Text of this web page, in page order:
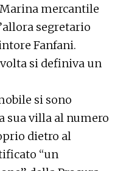
mercantile
segretario
Fanfani.
si definiva un
si sono
sua villa al numero
dietro al
“un